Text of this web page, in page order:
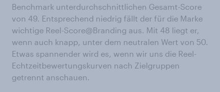
Benchmark unterdurchschnittlichen Gesamt-Score
von 49. Entsprechend niedrig fällt der für die Marke
wichtige Reel-Score@Branding aus. Mit 48 liegt er,
wenn auch knapp, unter dem neutralen Wert von 50.
Etwas spannender wird es, wenn wir uns die Reel-
Echtzeitbewertungskurven nach Zielgruppen
getrennt anschauen.